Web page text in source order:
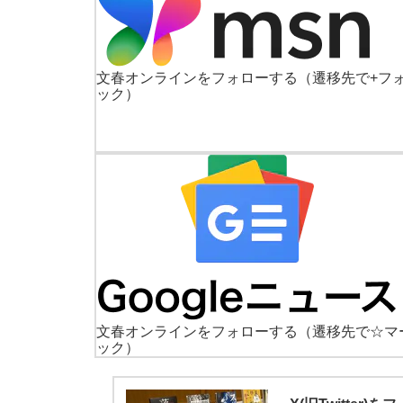
文春オンラインをフォローする
（遷移先で+フ
ック）
文春オンラインをフォローする
（遷移先で☆マ
ック）